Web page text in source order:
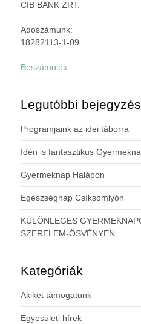
CIB BANK ZRT.
Adószámunk:
18282113-1-09
Beszámolók
Legutóbbi
Programjaink az idei táborra
Idén is fantasztikus
Gyermeknap Halápon
Egészségnap Csíksomlyón
KÜLÖNLEGES
SZERELEM-ÖSVÉNYEN
Kategóriák
Akiket támogatunk
Egyesületi hírek